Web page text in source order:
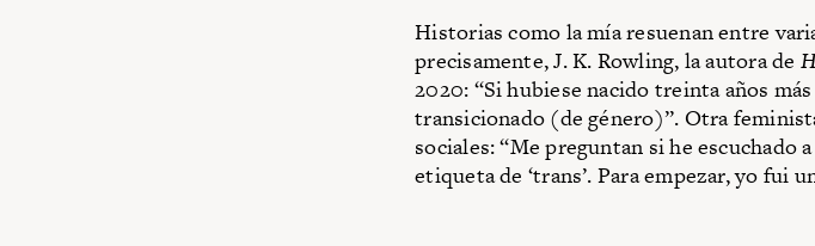
Historias como la mía resuenan entre
precisamente, J. K. Rowling, la autora de
2020: “Si hubiese nacido treinta años
transicionado (de género)”. Otra
sociales: “Me preguntan si he escuchado
etiqueta de ‘trans’. Para empezar, yo fui